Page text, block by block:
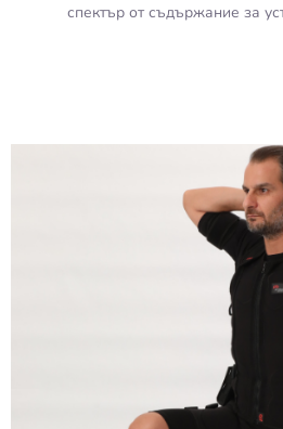
спектър от съдържание за